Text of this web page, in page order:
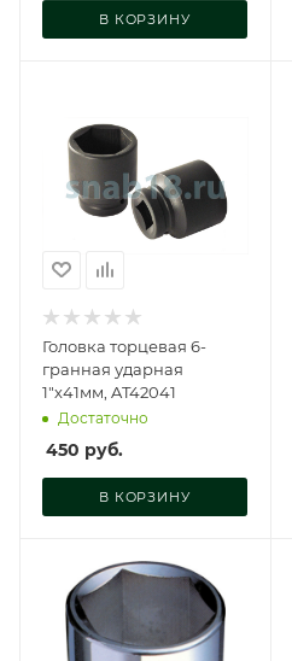
В КОРЗИНУ
Головка торцевая 6-
гранная ударная
1"х41мм, AT42041
Достаточно
450 руб.
В КОРЗИНУ